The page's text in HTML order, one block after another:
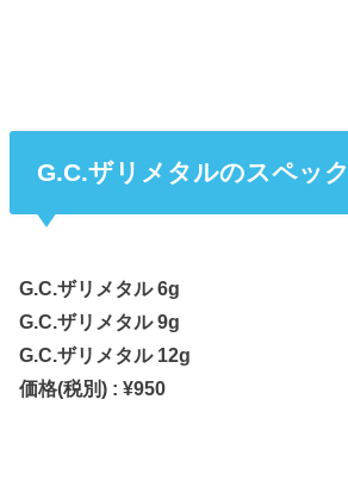
G.C.ザリメタルのスペック
G.C.ザリメタル 6g
G.C.ザリメタル 9g
G.C.ザリメタル 12g
価格(税別) : ¥950